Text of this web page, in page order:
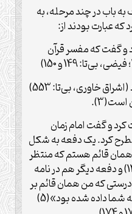
باب در چند مرحله، به
عبارت بودند از:
کرد و گفت که مفسر قرآن
2. در سال 1261 ادعای بابیت کرد (اشراق خاوری، بی‌تا: 553)
است(3).
مهدویت کرد و گفت امام زمان
مطرح کرد. یک دفعه به شکل
قائم هستم که منتظر
او بودید»(4) (فیضی، بی‌تا: 142) و دفعه دیگر هم در نامه
که من همان قائم بر
حقی هستم که وعده ظهور او به شما داده شده بود»(5)